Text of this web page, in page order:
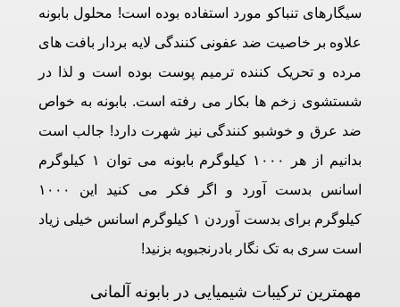
سیگارهای تنباکو مورد استفاده بوده است! محلول بابونه
علاوه بر خاصیت ضد عفونی کنندگی لایه بردار بافت های
مرده و تحریک کننده ترمیم پوست بوده است و لذا در
شستشوی زخم ها بکار می رفته است. بابونه به خواص
ضد عرق و خوشبو کنندگی نیز شهرت دارد! جالب است
بدانیم از هر ۱۰۰۰ کیلوگرم بابونه می توان ۱ کیلوگرم
اسانس بدست آورد و اگر فکر می کنید این ۱۰۰۰
کیلوگرم برای بدست آوردن ۱ کیلوگرم اسانس خیلی زیاد
است سری به تک نگار بادرنجبویه بزنید!
مهمترین ترکیبات شیمیایی در بابونه آلمانی